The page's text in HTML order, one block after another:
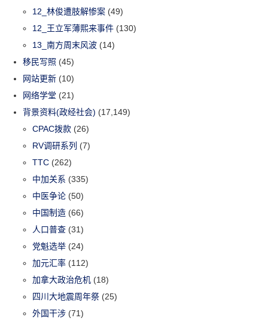
12_林俊遭肢解惨案 (49)
12_王立军薄熙来事件 (130)
13_南方周末风波 (14)
移民写照 (45)
网站更新 (10)
网络学堂 (21)
背景资料(政经社会) (17,149)
CPAC拨款 (26)
RV调研系列 (7)
TTC (262)
中加关系 (335)
中医争论 (50)
中国制造 (66)
人口普查 (31)
党魁选举 (24)
加元汇率 (112)
加拿大政治危机 (18)
四川大地震周年祭 (25)
外国干涉 (71)